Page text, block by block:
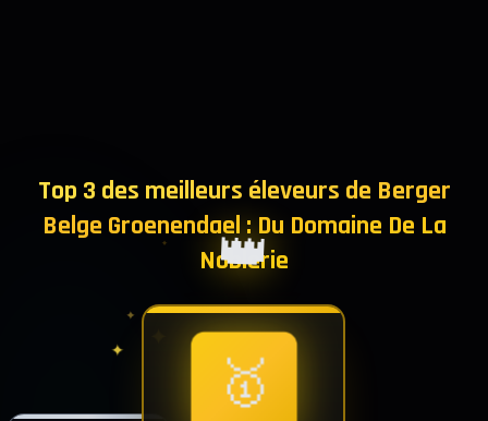
Top 3 des meilleurs éleveurs de Berger
Belge Groenendael : Du Domaine De La
Noblerie
👑
✦
✦
✦ ✦
🥇